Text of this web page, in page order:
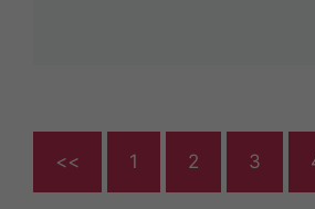
<< 1 2 3